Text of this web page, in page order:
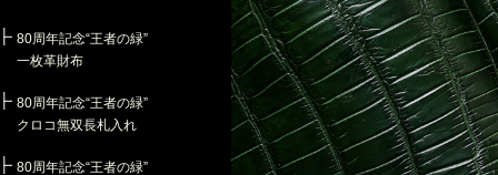
80周年記念“王者の緑”
一枚革財布
80周年記念“王者の緑”
クロコ無双長札入れ
80周年記念“王者の緑”